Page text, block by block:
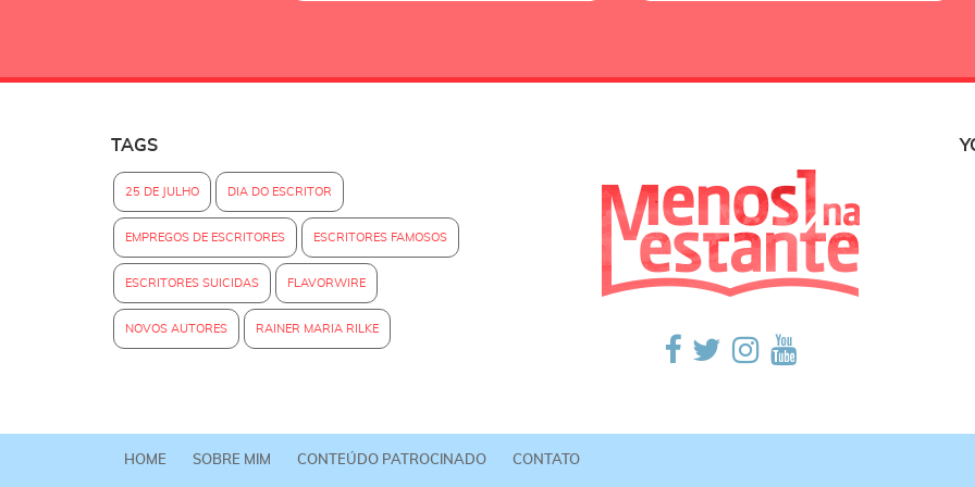
TAGS
25 DE JULHO DIA DO ESCRITOR
EMPREGOS DE ESCRITORES ESCRITORES FAMOSOS
ESCRITORES SUICIDAS FLAVORWIRE
NOVOS AUTORES RAINER MARIA RILKE
HOME SOBRE MIM CONTEÚDO PATROCINADO CONTATO